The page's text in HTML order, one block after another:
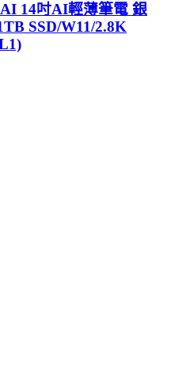
14吋AI輕薄筆電 銀
SSD/W11/2.8K